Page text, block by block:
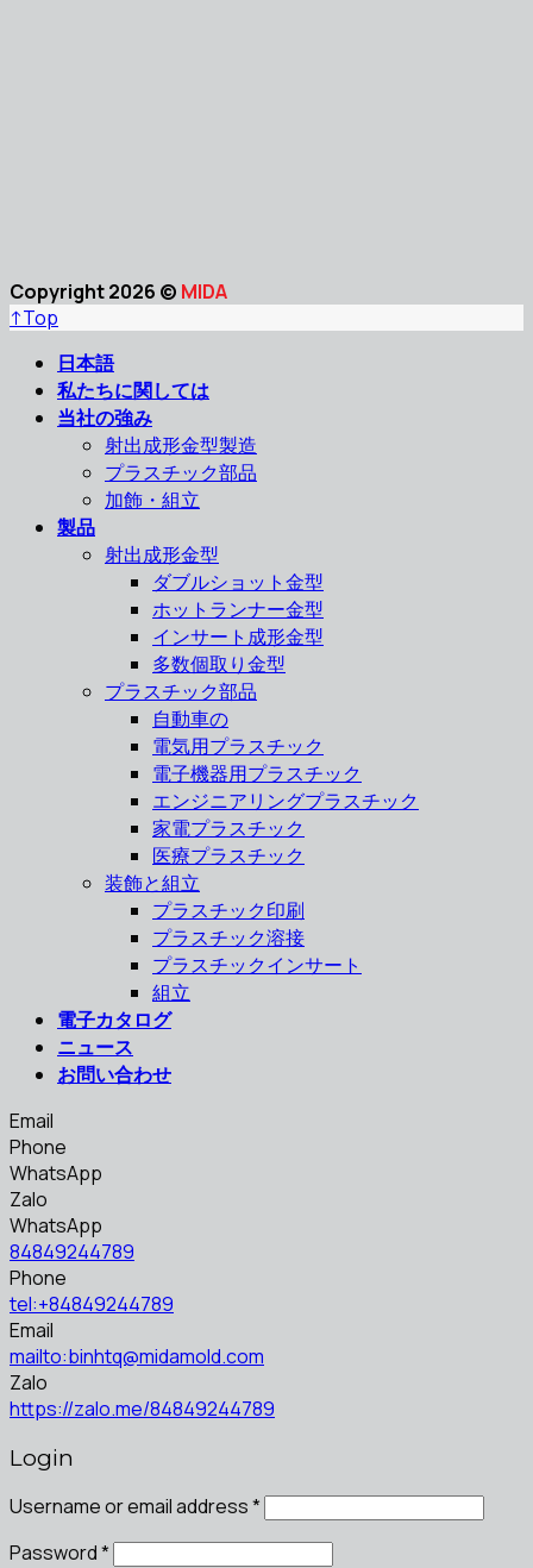
Copyright 2026 © MIDA
↑Top
日本語
私たちに関しては
当社の強み
射出成形金型製造
プラスチック部品
加飾・組立
製品
射出成形金型
ダブルショット金型
ホットランナー金型
インサート成形金型
多数個取り金型
プラスチック部品
自動車の
電気用プラスチック
電子機器用プラスチック
エンジニアリングプラスチック
家電プラスチック
医療プラスチック
装飾と組立
プラスチック印刷
プラスチック溶接
プラスチックインサート
組立
電子カタログ
ニュース
お問い合わせ
Email
Phone
WhatsApp
Zalo
WhatsApp
84849244789
Phone
tel:+84849244789
Email
mailto:binhtq@midamold.com
Zalo
https://zalo.me/84849244789
Login
Username or email address*
Password*